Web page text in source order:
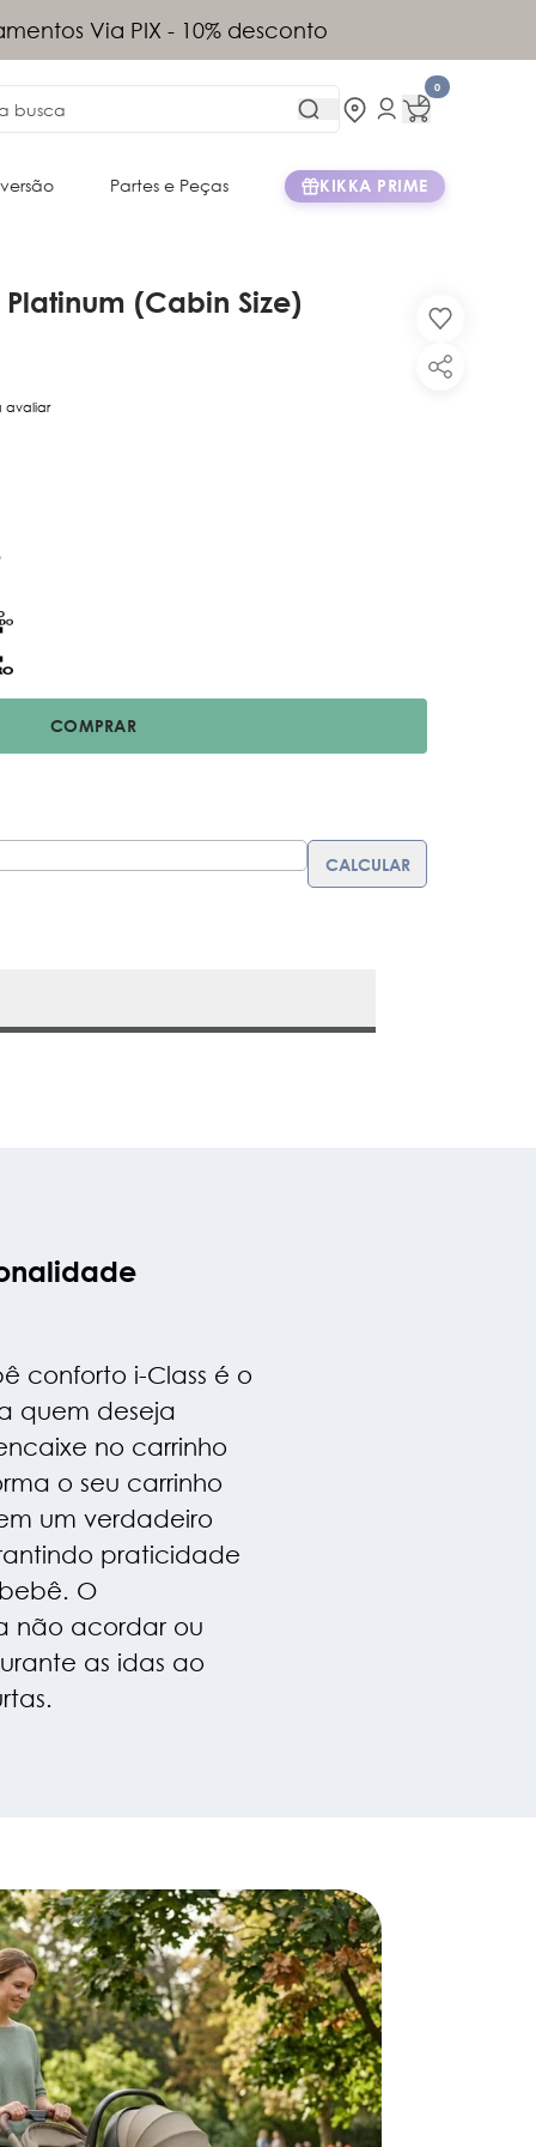
0
Partes e Peças KIKKA PRIME
(Cabin Size)
avaliar
COMPRAR
conforto i-Class é o
quem deseja
no carrinho
o seu carrinho
um verdadeiro
praticidade
O
não acordar ou
as idas ao